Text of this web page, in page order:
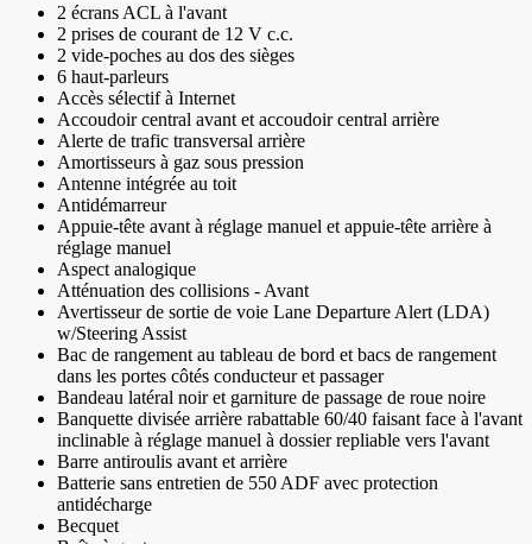
2 écrans ACL à l'avant
2 prises de courant de 12 V c.c.
2 vide-poches au dos des sièges
6 haut-parleurs
Accès sélectif à Internet
Accoudoir central avant et accoudoir central arrière
Alerte de trafic transversal arrière
Amortisseurs à gaz sous pression
Antenne intégrée au toit
Antidémarreur
Appuie-tête avant à réglage manuel et appuie-tête arrière à
réglage manuel
Aspect analogique
Atténuation des collisions - Avant
Avertisseur de sortie de voie Lane Departure Alert (LDA)
w/Steering Assist
Bac de rangement au tableau de bord et bacs de rangement
dans les portes côtés conducteur et passager
Bandeau latéral noir et garniture de passage de roue noire
Banquette divisée arrière rabattable 60/40 faisant face à l'avant
inclinable à réglage manuel à dossier repliable vers l'avant
Barre antiroulis avant et arrière
Batterie sans entretien de 550 ADF avec protection
antidécharge
Becquet